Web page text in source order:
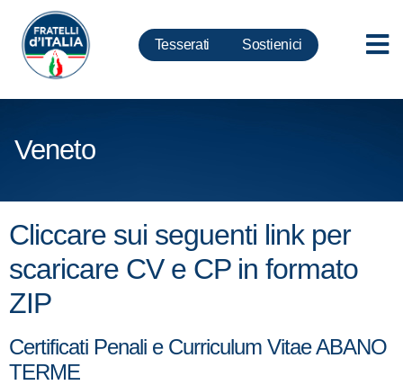
Tesserati Sostienici
Veneto
Cliccare sui seguenti link per
scaricare CV e CP in formato
ZIP
Certificati Penali e Curriculum Vitae ABANO
TERME